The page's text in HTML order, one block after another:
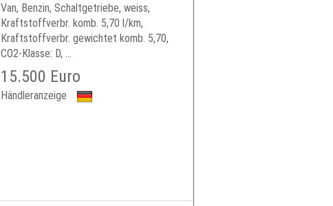
Van, Benzin, Schaltgetriebe, weiss,
Kraftstoffverbr. komb. 5,70 l/km,
Kraftstoffverbr. gewichtet komb. 5,70,
CO2-Klasse: D, ...
15.500 Euro
Händleranzeige